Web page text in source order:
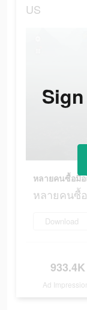
US
หลายคนซื้อมือ
หลายคนซื้
Download
933.4K
Ad